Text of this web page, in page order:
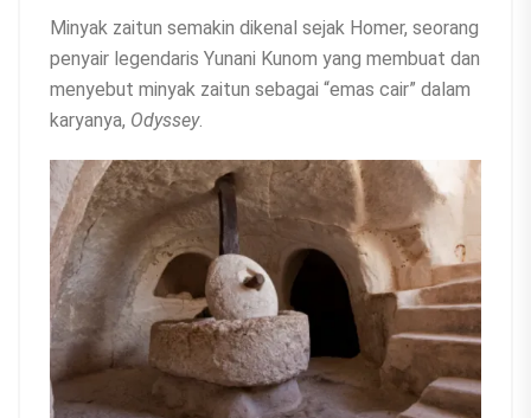
Minyak zaitun semakin dikenal sejak Homer, seorang
penyair legendaris Yunani Kunom yang membuat dan
menyebut minyak zaitun sebagai “emas cair” dalam
karyanya, Odyssey.